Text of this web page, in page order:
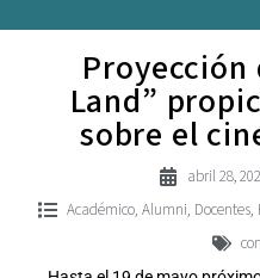
Proyección
Land”
sobre el
abril 28,
Académico, Alumni Docentes,